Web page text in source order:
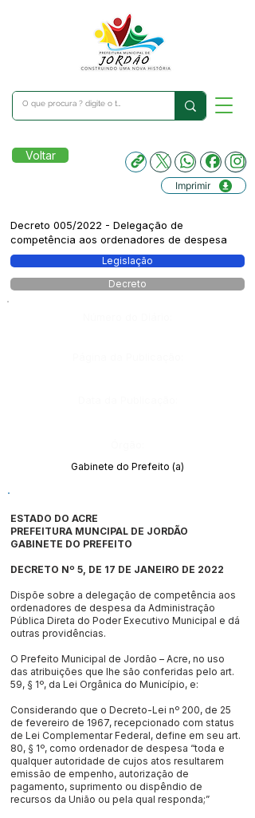
Voltar
Imprimir
Decreto 005/2022 - Delegação de
competência aos ordenadores de despesa
Legislação
Decreto
Gabinete do Prefeito (a)
ESTADO DO ACRE
PREFEITURA MUNCIPAL DE JORDÃO
GABINETE DO PREFEITO
DECRETO Nº 5, DE 17 DE JANEIRO DE 2022
Dispõe sobre a delegação de competência aos
ordenadores de despesa da Administração
Pública Direta do Poder Executivo Municipal e dá
outras providências.
O Prefeito Municipal de Jordão – Acre, no uso
das atribuições que lhe são conferidas pelo art.
59, § 1º, da Lei Orgânica do Município, e:
Considerando que o Decreto-Lei nº 200, de 25
de fevereiro de 1967, recepcionado com status
de Lei Complementar Federal, define em seu art.
80, § 1º, como ordenador de despesa “toda e
qualquer autoridade de cujos atos resultarem
emissão de empenho, autorização de
pagamento, suprimento ou dispêndio de
recursos da União ou pela qual responda;”